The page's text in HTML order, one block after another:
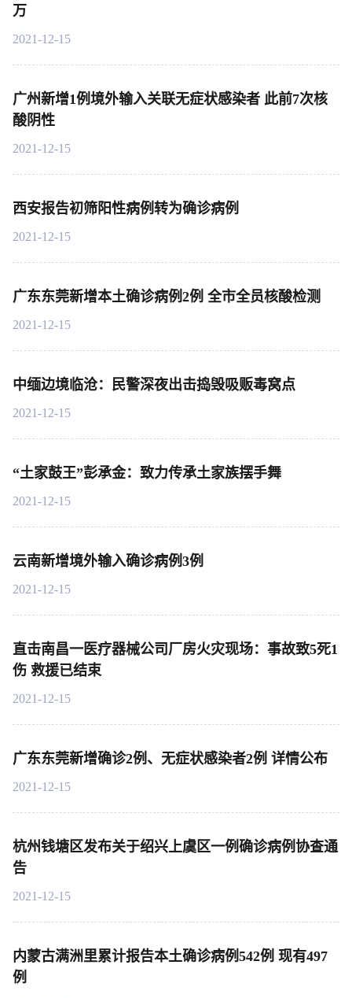
万
2021-12-15
广州新增1例境外输入关联无症状感染者 此前7次核
酸阴性
2021-12-15
西安报告初筛阳性病例转为确诊病例
2021-12-15
广东东莞新增本土确诊病例2例 全市全员核酸检测
2021-12-15
中缅边境临沧：民警深夜出击捣毁吸贩毒窝点
2021-12-15
“土家鼓王”彭承金：致力传承土家族摆手舞
2021-12-15
云南新增境外输入确诊病例3例
2021-12-15
直击南昌一医疗器械公司厂房火灾现场：事故致5死1
伤 救援已结束
2021-12-15
广东东莞新增确诊2例、无症状感染者2例 详情公布
2021-12-15
杭州钱塘区发布关于绍兴上虞区一例确诊病例协查通
告
2021-12-15
内蒙古满洲里累计报告本土确诊病例542例 现有497
例